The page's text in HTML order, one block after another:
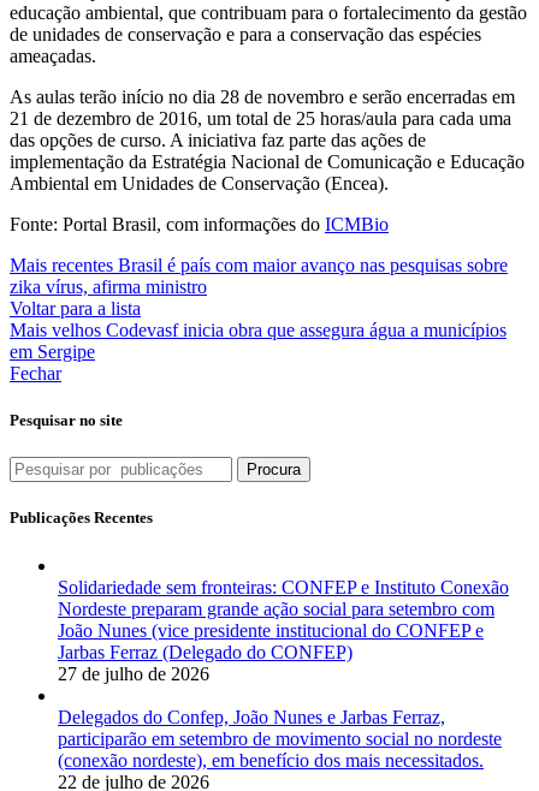
educação ambiental, que contribuam para o fortalecimento da gestão
de unidades de conservação e para a conservação das espécies
ameaçadas.
As aulas terão início no dia 28 de novembro e serão encerradas em
21 de dezembro de 2016, um total de 25 horas/aula para cada uma
das opções de curso. A iniciativa faz parte das ações de
implementação da Estratégia Nacional de Comunicação e Educação
Ambiental em Unidades de Conservação (Encea).
Fonte: Portal Brasil, com informações do ICMBio
Mais recentes Brasil é país com maior avanço nas pesquisas sobre
zika vírus, afirma ministro
Voltar para a lista
Mais velhos Codevasf inicia obra que assegura água a municípios
em Sergipe
Fechar
Pesquisar no site
Procura
Publicações Recentes
Solidariedade sem fronteiras: CONFEP e Instituto Conexão
Nordeste preparam grande ação social para setembro com
João Nunes (vice presidente institucional do CONFEP e
Jarbas Ferraz (Delegado do CONFEP)
27 de julho de 2026
Delegados do Confep, João Nunes e Jarbas Ferraz,
participarão em setembro de movimento social no nordeste
(conexão nordeste), em benefício dos mais necessitados.
22 de julho de 2026